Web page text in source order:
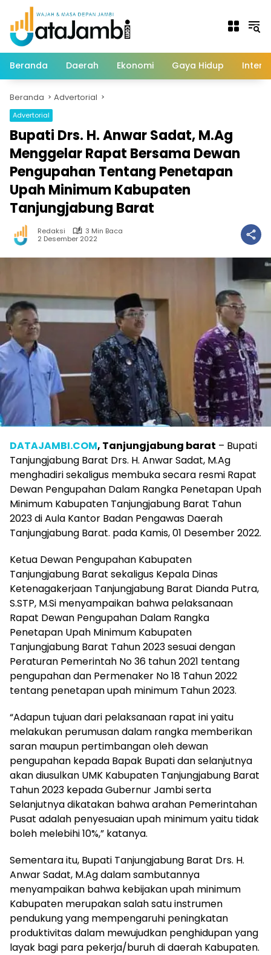
Langsung
konten
Beranda Daerah Ekonomi Gaya Hidup
Beranda Advertorial
Advertorial
Bupati Drs. H. Anwar Sadat, M.Ag
Menggelar Rapat Bersama Dewan
Pengupahan Tentang Penetapan
Upah Minimum Kabupaten
Tanjungjabung Barat
Redaksi
3 Min Baca
2 Desember 2022
DATAJAMBI.COM, Tanjungjabung barat – Bupati
Tanjungjabung Barat Drs. H. Anwar Sadat, M.Ag
menghadiri sekaligus membuka secara resmi Rapat
Dewan Pengupahan Dalam Rangka Penetapan Upah
Minimum Kabupaten Tanjungjabung Barat Tahun
2023 di Aula Kantor Badan Pengawas Daerah
Tanjungjabung Barat. pada Kamis, 01 Desember 2022.
Ketua Dewan Pengupahan Kabupaten
Tanjungjabung Barat sekaligus Kepala Dinas
Ketenagakerjaan Tanjungjabung Barat Dianda Putra,
S.STP, M.Si menyampaikan bahwa pelaksanaan
Rapat Dewan Pengupahan Dalam Rangka
Penetapan Upah Minimum Kabupaten
Tanjungjabung Barat Tahun 2023 sesuai dengan
Peraturan Pemerintah No 36 tahun 2021 tentang
pengupahan dan Permenaker No 18 Tahun 2022
tentang penetapan upah minimum Tahun 2023.
“Adapun tujuan dari pelaksanaan rapat ini yaitu
melakukan perumusan dalam rangka memberikan
saran maupun pertimbangan oleh dewan
pengupahan kepada Bapak Bupati dan selanjutnya
akan diusulkan UMK Kabupaten Tanjungjabung Barat
Tahun 2023 kepada Gubernur Jambi serta
Selanjutnya dikatakan bahwa arahan Pemerintahan
Pusat adalah penyesuaian upah minimum yaitu tidak
boleh melebihi 10%,” katanya.
Sementara itu, Bupati Tanjungjabung Barat Drs. H.
Anwar Sadat, M.Ag dalam sambutannya
menyampaikan bahwa kebijakan upah minimum
Kabupaten merupakan salah satu instrumen
pendukung yang mempengaruhi peningkatan
produktivitas dalam mewujudkan penghidupan yang
layak bagi para pekerja/buruh di daerah Kabupaten.